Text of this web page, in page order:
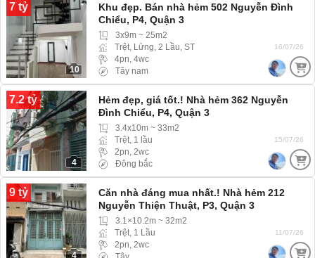
7 tỷ
10
Khu đẹp. Bán nhà hẻm 502 Nguyễn Đình
Chiểu, P4, Quận 3
3x9m ~ 25m2
Trệt, Lửng, 2 Lầu, ST
4pn, 4wc
Tây nam
16/07/26
7.2 tỷ
4
Hẻm đẹp, giá tốt.! Nhà hẻm 362 Nguyễn
Đình Chiểu, P4, Quận 3
3.4x10m ~ 33m2
Trệt, 1 lầu
2pn, 2wc
Đông bắc
15/07/26
9 tỷ
4
Căn nhà đáng mua nhất.! Nhà hẻm 212
Nguyễn Thiện Thuật, P3, Quận 3
3.1×10.2m ~ 32m2
Trệt, 1 Lầu
2pn, 2wc
11/07/26